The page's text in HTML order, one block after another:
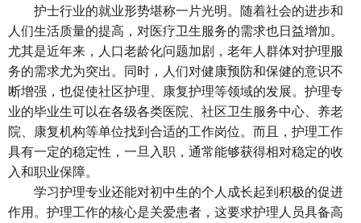
护士行业的就业形势堪称一片光明。随着社会的进步和
人们生活质量的提高，对医疗卫生服务的需求也日益增加。
尤其是近年来，人口老龄化问题加剧，老年人群体对护理服
务的需求尤为突出。同时，人们对健康预防和保健的意识不
断增强，也促使社区护理、康复护理等领域的发展。护理专
业的毕业生可以在各级各类医院、社区卫生服务中心、养老
院、康复机构等单位找到合适的工作岗位。而且，护理工作
具有一定的稳定性，一旦入职，通常能够获得相对稳定的收
入和职业保障。
学习护理专业还能对初中生的个人成长起到积极的促进
作用。护理工作的核心是关爱患者，这要求护理人员具备高